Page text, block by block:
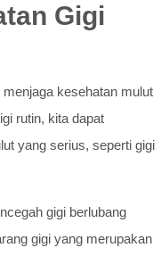
Gigi
kesehatan mulut
rutin, kita dapat
yang serius, seperti gigi
gigi berlubang
gigi yang merupakan